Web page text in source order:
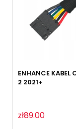
ENHANCE KABEL
2 2021+
zł89.00